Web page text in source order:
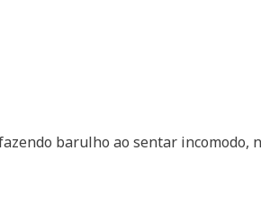
barulho ao sentar incomodo,